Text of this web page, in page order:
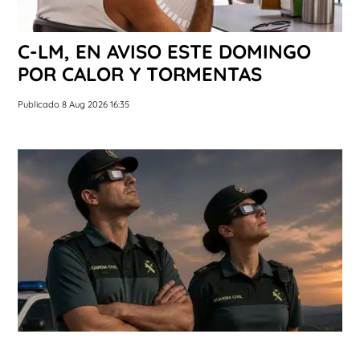
C-LM, EN AVISO ESTE DOMINGO
POR CALOR Y TORMENTAS
Publicado 8 Aug 2026 16:35